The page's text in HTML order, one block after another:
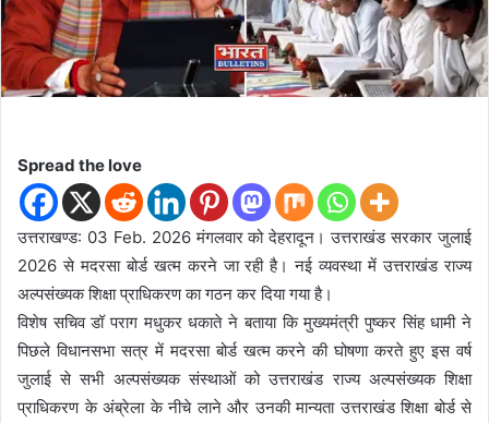
a
i
Spread the love
उत्तराखण्ड: 03 Feb. 2026 मंगलवार को देहरादून। उत्तराखंड सरकार जुलाई
2026 से मदरसा बोर्ड खत्म करने जा रही है। नई व्यवस्था में उत्तराखंड राज्य
अल्पसंख्यक शिक्षा प्राधिकरण का गठन कर दिया गया है।
विशेष सचिव डॉ पराग मधुकर धकाते ने बताया कि मुख्यमंत्री पुष्कर सिंह धामी ने
पिछले विधानसभा सत्र में मदरसा बोर्ड खत्म करने की घोषणा करते हुए इस वर्ष
जुलाई से सभी अल्पसंख्यक संस्थाओं को उत्तराखंड राज्य अल्पसंख्यक शिक्षा
प्राधिकरण के अंब्रेला के नीचे लाने और उनकी मान्यता उत्तराखंड शिक्षा बोर्ड से